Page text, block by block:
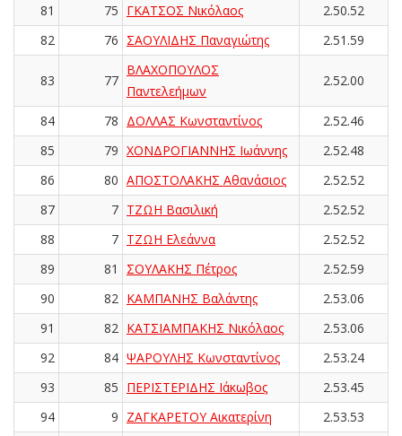
81
75 ΓΚΑΤΣΟΣ Νικόλαος
2.50.52
82
76 ΣΑΟΥΛΙΔΗΣ Παναγιώτης 2.51.59
83 77
ΒΛΑΧΟΠΟΥΛΟΣ
Παντελεήμων
2.52.00
84 78 ΔΟΛΛΑΣ Κωνσταντίνος
2.52.46
85
79 ΧΟΝΔΡΟΓΙΑΝΝΗΣ Ιωάννης
2.52.48
86
80 ΑΠΟΣΤΟΛΑΚΗΣ Αθανάσιος
2.52.52
87
7 ΤΖΩΗ Βασιλική
2.52.52
88
7 ΤΖΩΗ Ελεάννα
2.52.52
89
81 ΣΟΥΛΑΚΗΣ Πέτρος
2.52.59
90
82 ΚΑΜΠΑΝΗΣ Βαλάντης
2.53.06
91
82 ΚΑΤΣΙΑΜΠΑΚΗΣ Νικόλαος
2.53.06
92
84 ΨΑΡΟΥΛΗΣ Κωνσταντίνος
2.53.24
93
85 ΠΕΡΙΣΤΕΡΙΔΗΣ Ιάκωβος
2.53.45
94
9 ΖΑΓΚΑΡΕΤΟΥ Αικατερίνη
2.53.53